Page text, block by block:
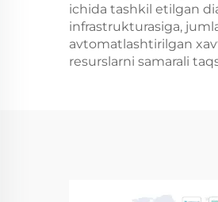
ichida tashkil etilgan
infrastrukturasiga,
avtomatlashtirilgan
resurslarni samarali